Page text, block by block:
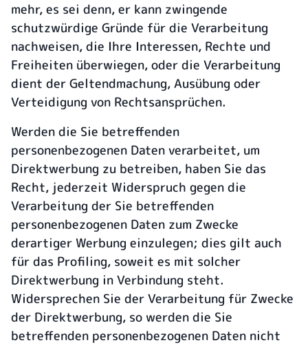
mehr, es sei denn, er kann zwingende
schutzwürdige Gründe für die Verarbeitung
nachweisen, die Ihre Interessen, Rechte und
Freiheiten überwiegen, oder die Verarbeitung
dient der Geltendmachung, Ausübung oder
Verteidigung von Rechtsansprüchen.
Werden die Sie betreffenden
personenbezogenen Daten verarbeitet, um
Direktwerbung zu betreiben, haben Sie das
Recht, jederzeit Widerspruch gegen die
Verarbeitung der Sie betreffenden
personenbezogenen Daten zum Zwecke
derartiger Werbung einzulegen; dies gilt auch
für das Profiling, soweit es mit solcher
Direktwerbung in Verbindung steht.
Widersprechen Sie der Verarbeitung für Zwecke
der Direktwerbung, so werden die Sie
betreffenden personenbezogenen Daten nicht